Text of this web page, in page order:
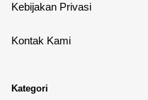
Kebijakan Privasi
Kontak Kami
Kategori